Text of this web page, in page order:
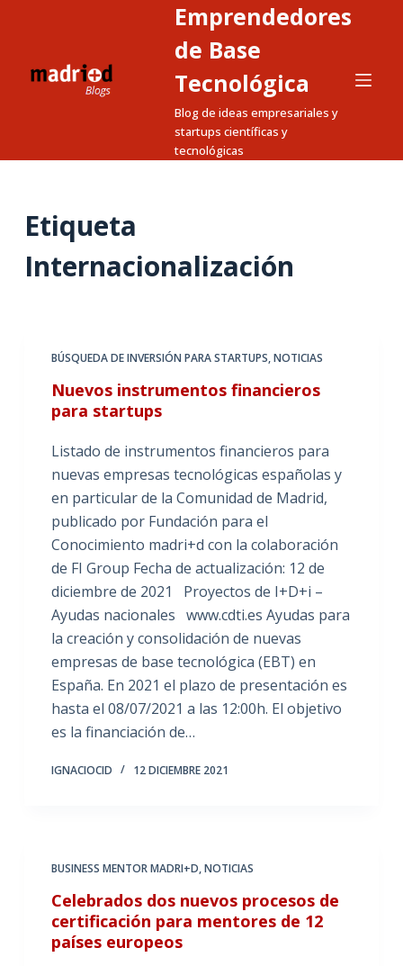
a
Emprendedores
de Base
Tecnológica
Blog de ideas empresariales y
startups científicas y
tecnológicas
Etiqueta
Internacionalización
BÚSQUEDA DE INVERSIÓN PARA STARTUPS,NOTICIAS
Nuevos instrumentos financieros
para startups
Listado de instrumentos financieros para
nuevas empresas tecnológicas españolas y
en particular de la Comunidad de Madrid,
publicado por Fundación para el
Conocimiento madri+d con la colaboración
de FI Group Fecha de actualización: 12 de
diciembre de 2021 Proyectos de I+D+i –
Ayudas nacionales www.cdti.es Ayudas para
la creación y consolidación de nuevas
empresas de base tecnológica (EBT) en
España. En 2021 el plazo de presentación es
hasta el 08/07/2021 a las 12:00h. El objetivo
es la financiación de…
IGNACIOCID 12 DICIEMBRE 2021
BUSINESS MENTOR MADRI+D,NOTICIAS
Celebrados dos nuevos procesos de
certificación para mentores de 12
países europeos